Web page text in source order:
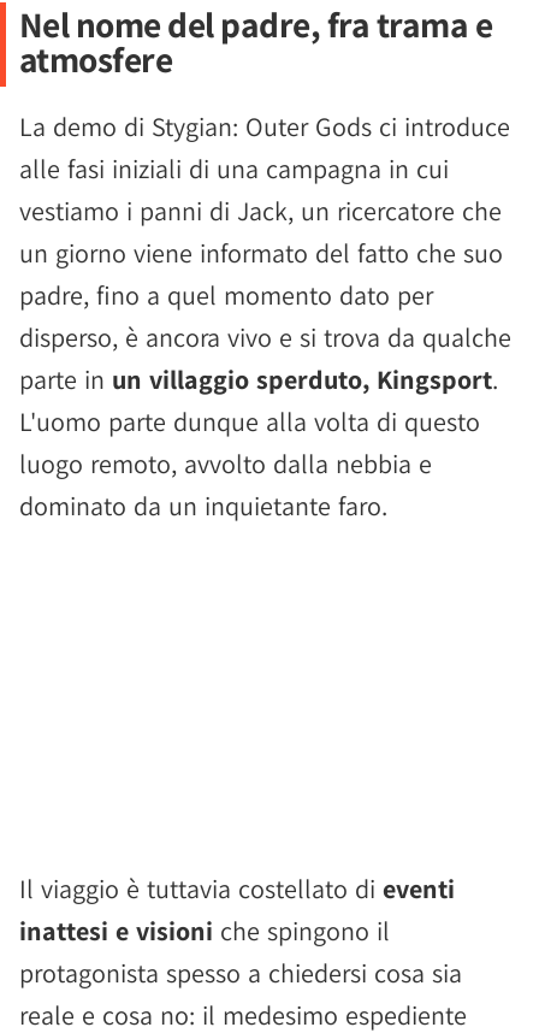
Nel nome del padre, fra trama e
atmosfere
La demo di Stygian: Outer Gods ci introduce
alle fasi iniziali di una campagna in cui
vestiamo i panni di Jack, un ricercatore che
un giorno viene informato del fatto che suo
padre, fino a quel momento dato per
disperso, è ancora vivo e si trova da qualche
parte in un villaggio sperduto, Kingsport.
L'uomo parte dunque alla volta di questo
luogo remoto, avvolto dalla nebbia e
dominato da un inquietante faro.
Il viaggio è tuttavia costellato di eventi
inattesi e visioni che spingono il
protagonista spesso a chiedersi cosa sia
reale e cosa no: il medesimo espediente